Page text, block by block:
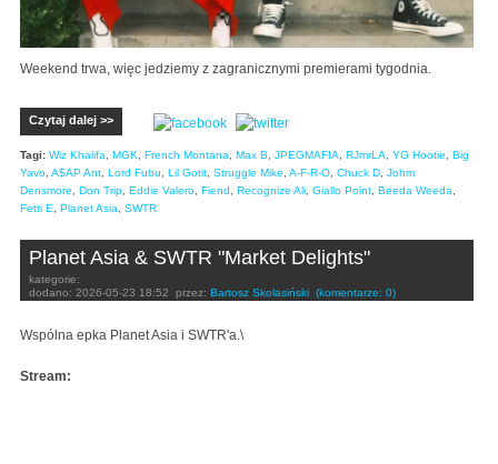
Weekend trwa, więc jedziemy z zagranicznymi premierami tygodnia.
Czytaj dalej >>
Tagi: Wiz Khalifa MGK French Montana Max B JPEGMAFIA RJmrLA YG Hootie
Big
Yavo A$AP Ant Lord Fubu Lil Gotit Struggle Mike A-F-R-O Chuck D Johm
Densmore
Don Trip Eddie Valero Fiend Recognize Ali Giallo Point Beeda Weeda
Fetti E
Planet Asia SWTR
Planet Asia & SWTR "Market Delights"
kategorie:
dodano: 2026-05-23 18:52 przez: Bartosz Skolasiński (komentarze: 0)
Wspólna epka Planet Asia i SWTR'a.\
Stream: